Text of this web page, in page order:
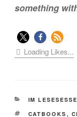
something
Loading Likes...
KATEGORIEN
IM
CATBOOKS ,